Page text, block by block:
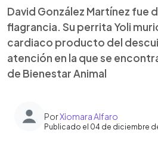
David González Martínez fue
flagrancia. Su perrita Yoli
cardiaco producto del
atención en la que se
de Bienestar Animal
PorXiomara Alfaro
Publicado el 04 de diciembre